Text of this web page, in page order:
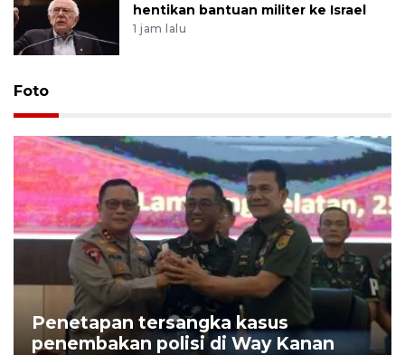
hentikan bantuan militer ke Israel
1 jam lalu
Foto
Penetapan tersangka kasus
penembakan polisi di Way Kanan